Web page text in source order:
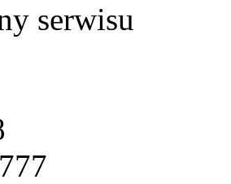
serwisu